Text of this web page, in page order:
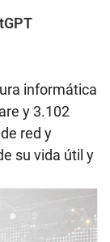
informática
y 3.102
red y
su vida útil y